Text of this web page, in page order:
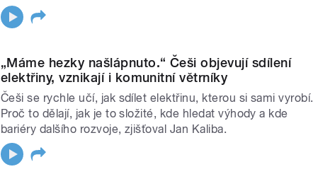
„Máme hezky našlápnuto.“ Češi objevují sdílení
elektřiny, vznikají i komunitní větrníky
Češi se rychle učí, jak sdílet elektřinu, kterou si sami vyrobí.
Proč to dělají, jak je to složité, kde hledat výhody a kde
bariéry dalšího rozvoje, zjišťoval Jan Kaliba.